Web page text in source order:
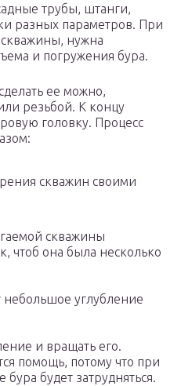
трубы, штанги,
разных параметров. При
нужна
и погружения бура.
ее можно,
резьбой. К концу
головку. Процесс
скважин своими
скважины
чтоб она была несколько
углубление
и вращать его.
помощь, потому что при
будет затрудняться.